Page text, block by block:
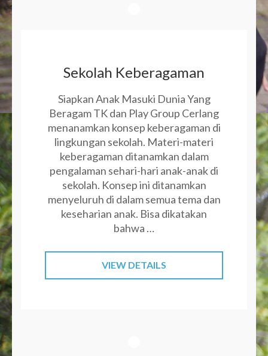
Sekolah Keberagaman
Siapkan Anak Masuki Dunia Yang
Beragam TK dan Play Group Cerlang
menanamkan konsep keberagaman di
lingkungan sekolah. Materi-materi
keberagaman ditanamkan dalam
pengalaman sehari-hari anak-anak di
sekolah. Konsep ini ditanamkan
menyeluruh di dalam semua tema dan
keseharian anak. Bisa dikatakan
bahwa …
VIEW DETAILS